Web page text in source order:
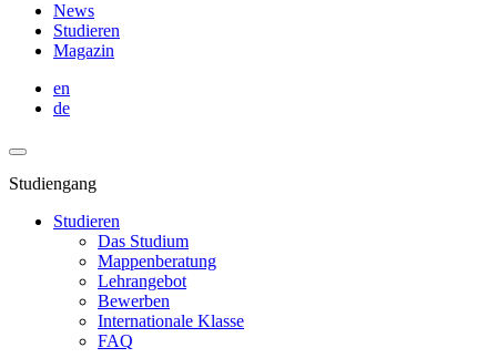
News
Studieren
Magazin
en
de
Studiengang
Studieren
Das Studium
Mappenberatung
Lehrangebot
Bewerben
Internationale Klasse
FAQ